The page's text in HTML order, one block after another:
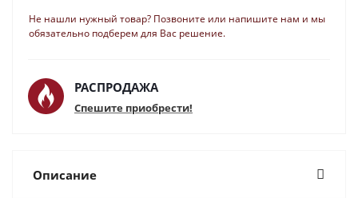
Не нашли нужный товар? Позвоните или напишите нам и мы
обязательно подберем для Вас решение.
РАСПРОДАЖА
Спешите приобрести!
Описание